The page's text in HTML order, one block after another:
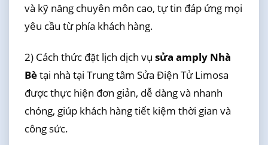
và kỹ năng chuyên môn cao, tự tin đáp ứng mọi
yêu cầu từ phía khách hàng.
2) Cách thức đặt lịch dịch vụ sửa amply Nhà
Bètại nhà tại Trung tâm Sửa Điện Tử Limosa
được thực hiện đơn giản, dễ dàng và nhanh
chóng, giúp khách hàng tiết kiệm thời gian và
công sức.